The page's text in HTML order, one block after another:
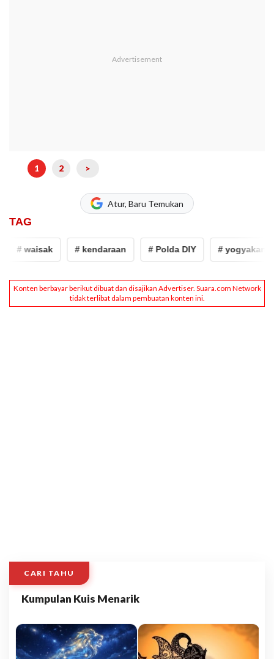
1 2 >
Atur, Baru Temukan
TAG
# waisak # kendaraan # Polda DIY # yogyakarta
CARI TAHU
Kumpulan Kuis Menarik